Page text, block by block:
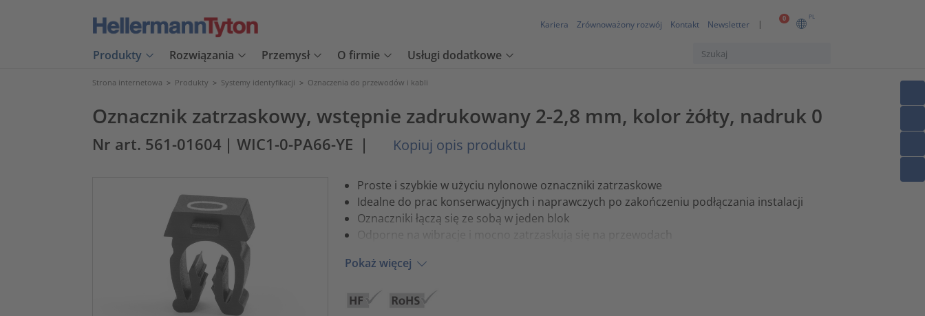
0 PL
Kariera Zrównoważony rozwój Kontakt Newsletter
Produkty Rozwiązania Przemysł O firmie Usługi dodatkowe
Strona internetowa > Produkty > Systemy identyfikacji > Oznaczenia do przewodów i kabli
Oznacznik zatrzaskowy, wstępnie zadrukowany 2-2,8 mm, kolor żółty, nadruk 0
Nr art. 561-01604 | WIC1-0-PA66-YE | Kopiuj opis produktu
Proste i szybkie w użyciu nylonowe oznaczniki zatrzaskowe
Idealne do prac konserwacyjnych i naprawczych po zakończeniu podłączania instalacji
Oznaczniki łączą się ze sobą w jeden blok
Odporne na wibracje i mocno zatrzaskują się na przewodach
Pokaż więcej